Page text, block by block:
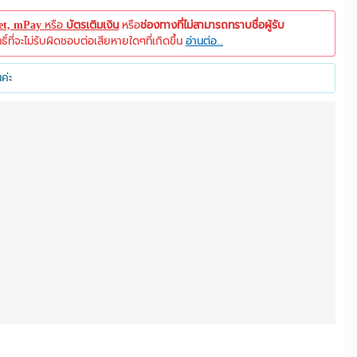
mPay หรือ บัตรเติมเงินหรือช่องทางที่ไม่สามารถทราบชื่อผู้รับ
จะไม่รับผิดชอบต่อเสียหายใดๆที่เกิดขึ้น อ่านต่อ..
ะ